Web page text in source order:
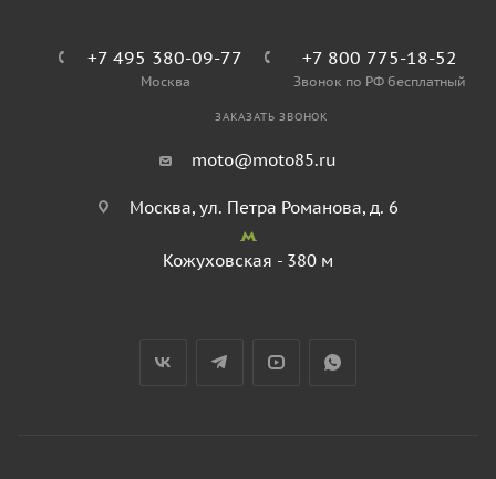
+7 495 380-09-77
Москва
+7 800 775-18-52
Звонок по РФ бесплатный
ЗАКАЗАТЬ ЗВОНОК
moto@moto85.ru
Москва, ул. Петра Романова, д. 6
Кожуховская - 380 м